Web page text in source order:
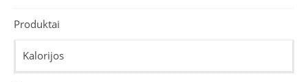
Produktai
Kalorijos